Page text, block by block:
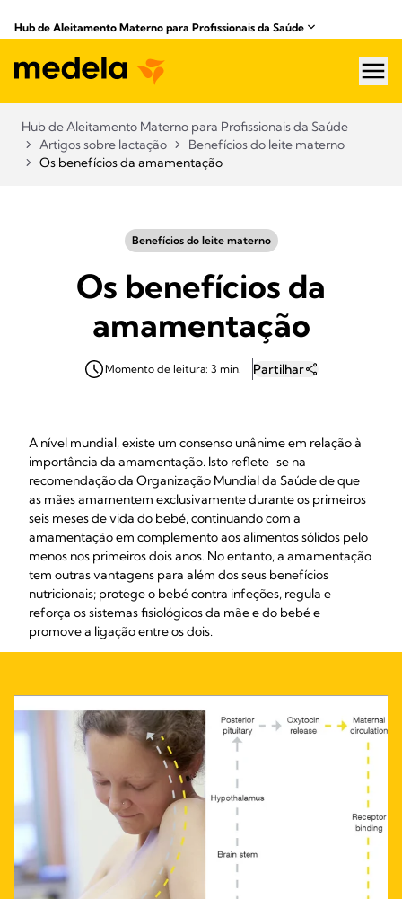
Hub de Aleitamento Materno para Profissionais da Saúde​
Hub de Aleitamento Materno para Profissionais da Saúde​
Artigos sobre lactação
Benefícios do leite materno
Os benefícios da amamentação
Benefícios do leite materno
Os benefícios da
amamentação
Momento de leitura: 3 min. Partilhar
A nível mundial, existe um consenso unânime em relação à
importância da amamentação. Isto reflete-se na
recomendação da Organização Mundial da Saúde de que
as mães amamentem exclusivamente durante os primeiros
seis meses de vida do bebé, continuando com a
amamentação em complemento aos alimentos sólidos pelo
menos nos primeiros dois anos. No entanto, a amamentação
tem outras vantagens para além dos seus benefícios
nutricionais; protege o bebé contra infeções, regula e
reforça os sistemas fisiológicos da mãe e do bebé e
promove a ligação entre os dois.